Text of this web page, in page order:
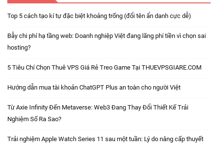
Top 5 cách tạo kí tự đặc biệt khoảng trống (đổi tên ẩn danh cực dễ)
Bẫy chi phí hạ tầng web: Doanh nghiệp Việt đang lãng phí tiền vì chọn sai
hosting?
5 Tiêu Chí Chọn Thuê VPS Giá Rẻ Treo Game Tại THUEVPSGIARE.COM
Hướng dẫn mua tài khoản ChatGPT Plus an toàn cho người Việt
Từ Axie Infinity Đến Metaverse: Web3 Đang Thay Đổi Thiết Kế Trải
Nghiệm Số Ra Sao?
Trải nghiệm Apple Watch Series 11 sau một tuần: Lý do nâng cấp thuyết